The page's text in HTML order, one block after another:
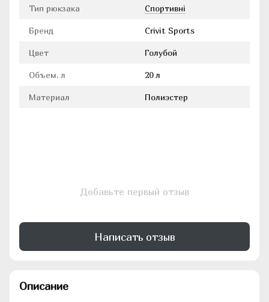
Тип рюкзака Cпортивні
Бренд Crivit Sports
Цвет Голубой
Объем, л 20 л
Материал Полиэстер
Добавьте первый отзыв
Написать отзыв
Описание